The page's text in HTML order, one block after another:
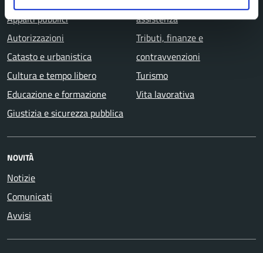
Appalti pubblici
Autorizzazioni
Catasto e urbanistica
Cultura e tempo libero
Educazione e formazione
Giustizia e sicurezza pubblica
assistenza
Tributi, finanze e
contravvenzioni
Turismo
Vita lavorativa
NOVITÀ
Notizie
Comunicati
Avvisi